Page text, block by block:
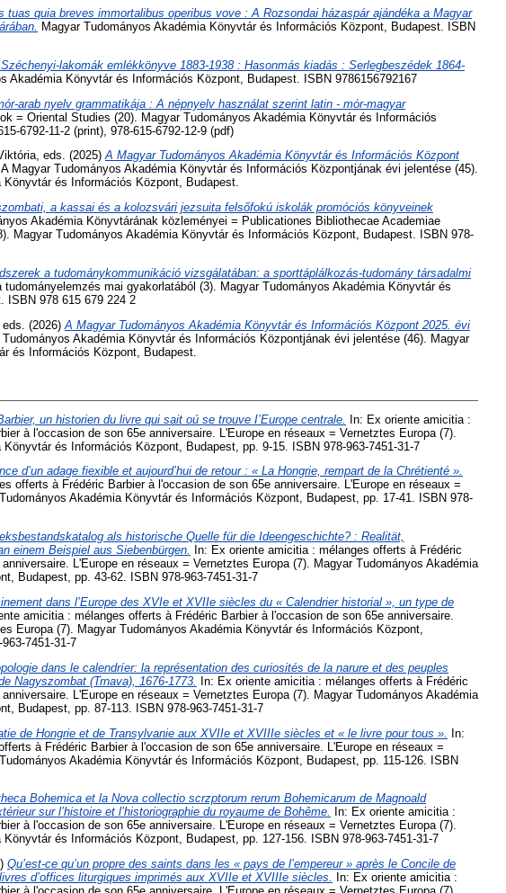
tuas quia breves immortalibus operibus vove : A Rozsondai házaspár ajándéka a Magyar
Magyar Tudományos Akadémia Könyvtár és Információs Központ, Budapest. ISBN
lakomák emlékkönyve 1883-1938 : Hasonmás kiadás : Serlegbeszédek 1864-
Akadémia Könyvtár és Információs Központ, Budapest. ISBN 9786156792167
arab nyelv grammatikája : A népnyelv használat szerint latin - mór-magyar
= Oriental Studies (20). Magyar Tudományos Akadémia Könyvtár és Információs
6792-11-2 (print), 978-615-6792-12-9 (pdf)
, eds. (2025)A Magyar Tudományos Akadémia Könyvtár és Információs Központ
A Magyar Tudományos Akadémia Könyvtár és Információs Központjának évi jelentése (45).
Könyvtár és Információs Központ, Budapest.
a kassai és a kolozsvári jezsuita felsőfokú iskolák promóciós könyveinek
Akadémia Könyvtárának közleményei = Publicationes Bibliothecae Academiae
Magyar Tudományos Akadémia Könyvtár és Információs Központ, Budapest. ISBN 978-
a tudománykommunikáció vizsgálatában: a sporttáplálkozás-tudomány társadalmi
tudományelemzés mai gyakorlatából (3). Magyar Tudományos Akadémia Könyvtár és
ISBN 978 615 679 224 2
, eds. (2026) A Magyar Tudományos Akadémia Könyvtár és Információs Központ 2025. évi
Tudományos Akadémia Könyvtár és Információs Központjának évi jelentése (46). Magyar
és Információs Központ, Budapest.
un historien du livre qui sait oú se trouve I’Europe centrale. In: Ex oriente amicitia :
à l'occasion de son 65e anniversaire. L'Europe en réseaux = Vernetztes Europa (7).
és Információs Központ, Budapest, pp. 9-15. ISBN 978-963-7451-31-7
d’un adage fiexible et aujourd’hui de retour : « La Hongrie, rempart de la Chrétienté ».
offerts à Frédéric Barbier à l'occasion de son 65e anniversaire. L'Europe en réseaux =
Akadémia Könyvtár és Információs Központ, Budapest, pp. 17-41. ISBN 978-
als historische Quelle für die Ideengeschichte? : Realität,
einem Beispiel aus Siebenbürgen.
In: Ex oriente amicitia : mélanges offerts à Frédéric
L'Europe en réseaux = Vernetztes Europa (7). Magyar Tudományos Akadémia
Budapest, pp. 43-62. ISBN 978-963-7451-31-7
dans l’Europe des XVIe et XVIIe siècles du « Calendrier historial », un type de
amicitia : mélanges offerts à Frédéric Barbier à l'occasion de son 65e anniversaire.
Europa (7). Magyar Tudományos Akadémia Könyvtár és Információs Központ,
7451-31-7
dans le calendríer: la représentation des curiosités de la narure et des peuples
Nagyszombat (Trnava), 1676-1773.
In: Ex oriente amicitia : mélanges offerts à Frédéric
L'Europe en réseaux = Vernetztes Europa (7). Magyar Tudományos Akadémia
Budapest, pp. 87-113. ISBN 978-963-7451-31-7
de Hongrie et de Transylvanie aux XVIIe et XVIIIe siècles et « le livre pour tous ». In:
à Frédéric Barbier à l'occasion de son 65e anniversaire. L'Europe en réseaux =
Akadémia Könyvtár és Információs Központ, Budapest, pp. 115-126. ISBN
Bohemica et la Nova collectio scrzptorum rerum Bohemicarum de Magnoald
sur l’histoire et l’historiographie du royaume de Bohême.
In: Ex oriente amicitia :
à l'occasion de son 65e anniversaire. L'Europe en réseaux = Vernetztes Europa (7).
Könyvtár és Információs Központ, Budapest, pp. 127-156. ISBN 978-963-7451-31-7
Qu’est-ce qu’un propre des saints dans les « pays de l’empereur » après le Concile de
d’offices liturgiques imprimés aux XVIIe et XVIIIe siècles.
In: Ex oriente amicitia :